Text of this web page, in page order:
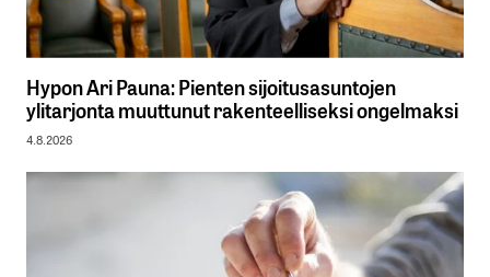
Hypon Ari Pauna: Pienten sijoitusasuntojen
ylitarjonta muuttunut rakenteelliseksi ongelmaksi
4.8.2026